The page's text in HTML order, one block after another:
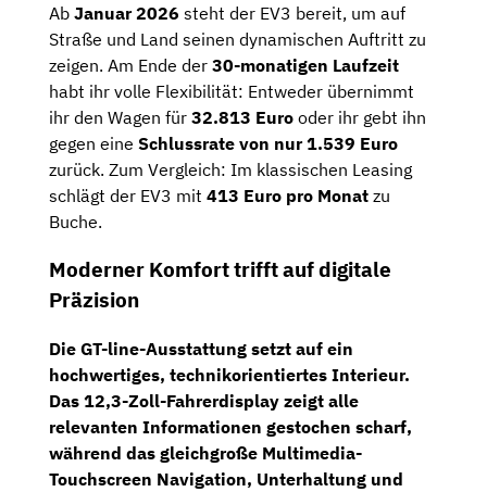
Ab Januar 2026 steht der EV3 bereit, um auf
Straße und Land seinen dynamischen Auftritt zu
zeigen. Am Ende der 30-monatigen Laufzeit
habt ihr volle Flexibilität: Entweder übernimmt
ihr den Wagen für 32.813 Euro oder ihr gebt ihn
gegen eine Schlussrate von nur 1.539 Euro
zurück. Zum Vergleich: Im klassischen Leasing
schlägt der EV3 mit 413 Euro pro Monat zu
Buche.
Moderner Komfort trifft auf digitale
Präzision
Die GT-line-Ausstattung setzt auf ein
hochwertiges, technikorientiertes Interieur.
Das 12,3-Zoll-Fahrerdisplay zeigt alle
relevanten Informationen gestochen scharf,
während das gleichgroße Multimedia-
Touchscreen Navigation, Unterhaltung und